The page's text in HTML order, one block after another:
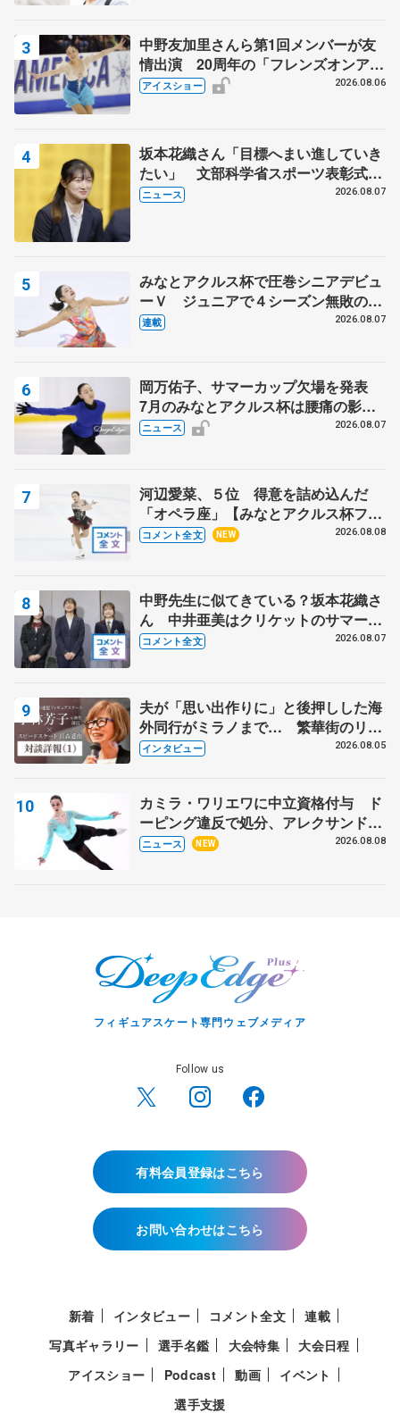
中野友加里さんら第1回メンバーが友
情出演 20周年の「フレンズオンアイ
ス」 宮本賢二さん、有川梨絵さん、
アイスショー 2026.08.06
坂本花織さん「目標へまい進していき
たい」 文部科学省スポーツ表彰式で
代表謝辞
ニュース 2026.08.07
みなとアクルス杯で圧巻シニアデビュ
ーＶ ジュニアで４シーズン無敗の島
田麻央
連載 2026.08.07
岡万佑子、サマーカップ欠場を発表
7月のみなとアクルス杯は腰痛の影響
で
ニュース 2026.08.07
河辺愛菜、５位 得意を詰め込んだ
「オペラ座」【みなとアクルス杯フリ
ー】
コメント全文 NEW 2026.08.08
中野先生に似てきている？坂本花織さ
ん 中井亜美はクリケットのサマーキ
ャンプに 島田麻央はたくさん試合に
コメント全文 2026.08.07
夫が「思い出作りに」と後押しした海
外同行がミラノまで… 繁華街のリン
クでは不良のお兄さんも味方に 小林
インタビュー 2026.08.05
カミラ・ワリエワに中立資格付与 ド
ーピング違反で処分、アレクサンド
ラ・イグナトワも
ニュース NEW 2026.08.08
フィギュアスケート専門ウェブメディア
Follow us
有料会員登録はこちら
お問い合わせはこちら
新着 インタビュー コメント全文
連載
写真ギャラリー
選手名鑑 大会特集
大会日程
アイスショー
Podcast 動画
イベント
選手支援